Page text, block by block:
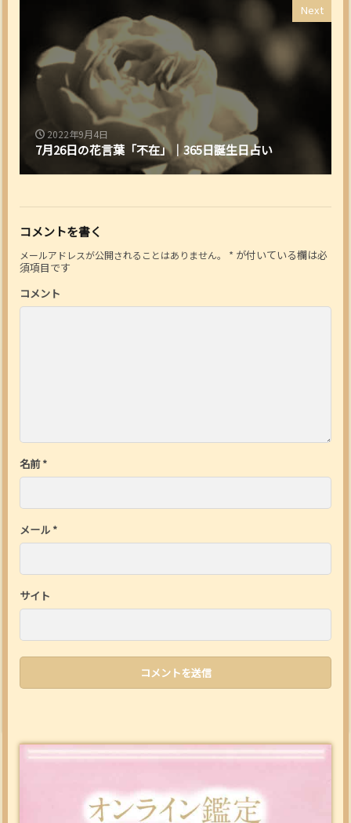
Next
2022年9月4日
7月26日の花言葉「不在」｜365日誕生日占い
コメントを書く
メールアドレスが公開されることはありません。 * が付いている欄は必
須項目です
コメント
名前*
メール *
サイト